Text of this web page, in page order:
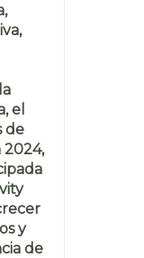
el
de
y
de